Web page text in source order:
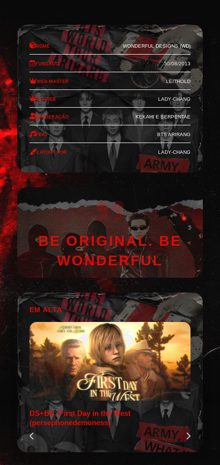
Nome Wonderful Designs (WD)
Fundado 30/08/2013
Web-Master Leithold
Co-Web Lady-Chang
Moderação Kekahi e Serpentae
Feat BTS Arirang
Layout por Lady-Chang
BE ORIGINAL. BE
WONDERFUL
EM ALTA
DS+BC: First Day in the West
(persephonedemoness)